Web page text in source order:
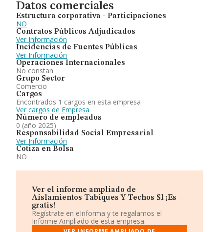
Datos comerciales
Estructura corporativa - Participaciones
NO
Contratos Públicos Adjudicados
Ver Información
Incidencias de Fuentes Públicas
Ver Información
Operaciones Internacionales
No constan
Grupo Sector
Comercio
Cargos
Encontrados 1 cargos en esta empresa
Ver cargos de Empresa
Número de empleados
0 (año 2025)
Responsabilidad Social Empresarial
Ver Información
Cotiza en Bolsa
NO
Ver el informe ampliado de
Aislamientos Tabiques Y Techos Sl ¡Es
gratis!
Regístrate en eInforma y te regalamos el
Informe Ampliado de esta empresa.